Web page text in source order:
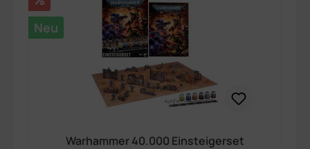
Neu
Warhammer 40.000 Einsteigerset